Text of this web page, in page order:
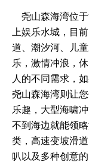
尧山森海湾位于
上娱乐水城，目
道、潮汐河、儿
乐，激情冲浪，
人的不同需求，
尧山森海湾则让
乐趣，大型海啸
不到海边就能领
类，高速变坡滑
叭以及多种创意